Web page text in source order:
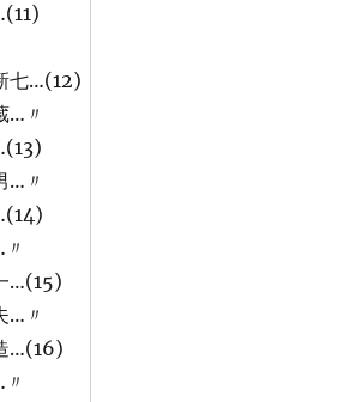
七…(12)
…〃
…〃
…(15)
…〃
…(16)